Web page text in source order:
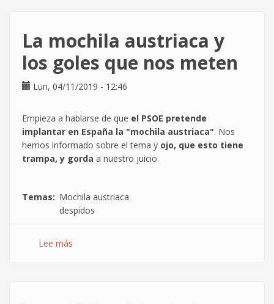
¿cuándo?
La mochila austriaca y
los goles que nos meten
Lun, 04/11/2019 - 12:46
Empieza a hablarse de que el PSOE pretende
implantar en España la "mochila austriaca". Nos
hemos informado sobre el tema y ojo, que esto tiene
trampa, y gorda a nuestro juicio.
Temas
Mochila austriaca
despidos
Lee más